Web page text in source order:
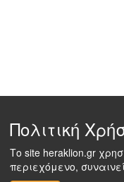
Πολιτική
Το site heraklion.gr
περιεχόμενο,